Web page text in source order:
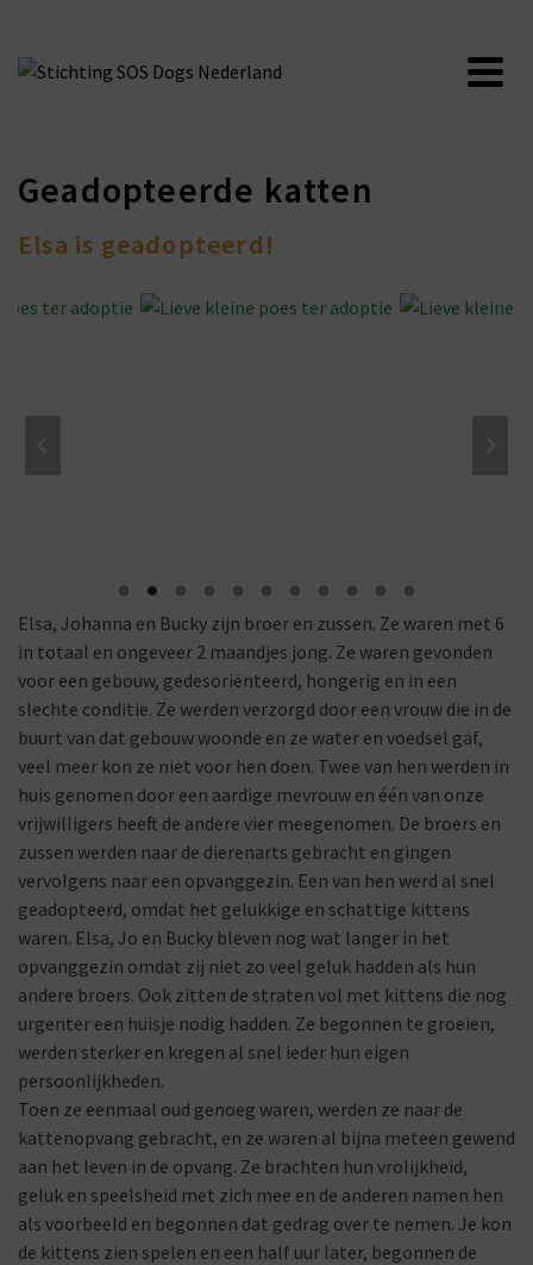
Geadopteerde katten
Elsa is geadopteerd!
Elsa, Johanna en Bucky zijn broer en zussen. Ze waren met 6
in totaal en ongeveer 2 maandjes jong. Ze waren gevonden
voor een gebouw, gedesoriënteerd, hongerig en in een
slechte conditie. Ze werden verzorgd door een vrouw die in de
buurt van dat gebouw woonde en ze water en voedsel gaf,
veel meer kon ze niet voor hen doen. Twee van hen werden in
huis genomen door een aardige mevrouw en één van onze
vrijwilligers heeft de andere vier meegenomen. De broers en
zussen werden naar de dierenarts gebracht en gingen
vervolgens naar een opvanggezin. Een van hen werd al snel
geadopteerd, omdat het gelukkige en schattige kittens
waren. Elsa, Jo en Bucky bleven nog wat langer in het
opvanggezin omdat zij niet zo veel geluk hadden als hun
andere broers. Ook zitten de straten vol met kittens die nog
urgenter een huisje nodig hadden. Ze begonnen te groeien,
werden sterker en kregen al snel ieder hun eigen
persoonlijkheden.
Toen ze eenmaal oud genoeg waren, werden ze naar de
kattenopvang gebracht, en ze waren al bijna meteen gewend
aan het leven in de opvang. Ze brachten hun vrolijkheid,
geluk en speelsheid met zich mee en de anderen namen hen
als voorbeeld en begonnen dat gedrag over te nemen. Je kon
de kittens zien spelen en een half uur later, begonnen de